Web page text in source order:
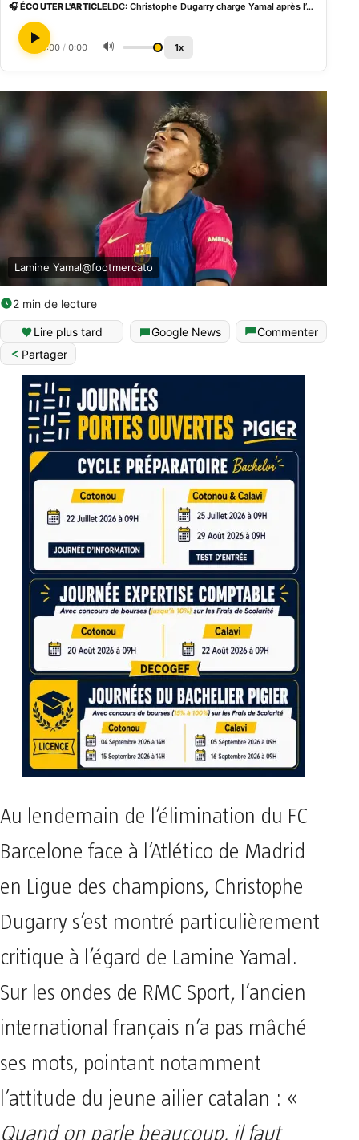
🎧 ÉCOUTER L'ARTICLE LDC: Christophe Dugarry charge Yamal après l’élimination du Barça
0:00 / 0:00 🔊 1x
Lamine Yamal@footmercato
2 min de lecture
Lire plus tard Google News
Commenter
Partager
Au lendemain de l’élimination du FC
Barcelone face à l’Atlético de Madrid
en Ligue des champions, Christophe
Dugarry s’est montré particulièrement
critique à l’égard de Lamine Yamal.
Sur les ondes de RMC Sport, l’ancien
international français n’a pas mâché
ses mots, pointant notamment
l’attitude du jeune ailier catalan : «
Quand on parle beaucoup, il faut